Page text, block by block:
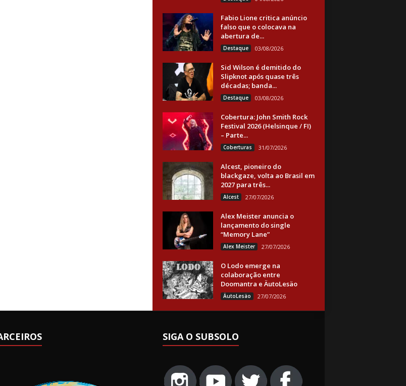
Fabio Lione critica anúncio
falso que o colocava na
abertura de...
Destaque 03/08/2026
Sid Wilson é demitido do
Slipknot após quase três
décadas; banda...
Destaque 03/08/2026
Cobertura: John Smith Rock
Festival 2026 (Helsinque / FI)
– Parte...
Coberturas 31/07/2026
Alcest, pioneiro do
blackgaze, volta ao Brasil em
2027 para três...
Alcest 27/07/2026
Alex Meister anuncia o
lançamento do single
“Memory Lane”
Alex Meister 27/07/2026
O Lodo emerge na
colaboração entre
Doomantra e ÄutoLesäo
ÄutoLesäo 27/07/2026
SIGA O SUBSOLO